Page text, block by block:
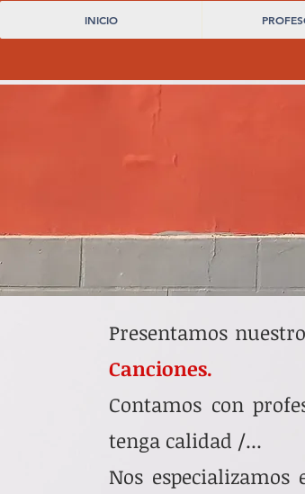
INICIO
Presentamos
Canciones.
Contamos con
tenga calidad /...
Nos